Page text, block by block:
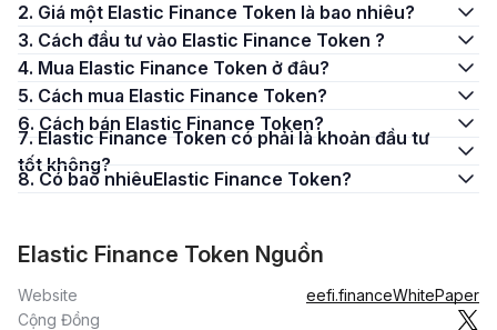
2. Giá một Elastic Finance Token là bao nhiêu?
3. Cách đầu tư vào Elastic Finance Token ?
4. Mua Elastic Finance Token ở đâu?
5. Cách mua Elastic Finance Token?
6. Cách bán Elastic Finance Token?
7. Elastic Finance Token có phải là khoản đầu tư
tốt không?
8. Có bao nhiêuElastic Finance Token?
Elastic Finance Token Nguồn
Website eefi.financeWhitePaper
Cộng Đồng